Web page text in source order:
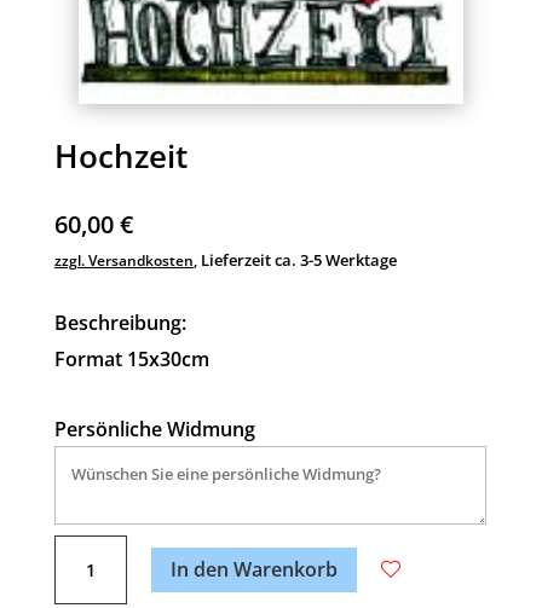
Hochzeit
60,00€
zzgl. Versandkosten, Lieferzeit ca. 3-5 Werktage
Beschreibung:
Format 15x30cm
Persönliche Widmung
Menge
In den Warenkorb
A